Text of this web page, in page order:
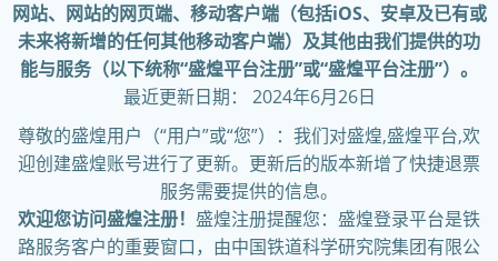
网站、网站的网页端、移动客户端（包括iOS、安卓及已有或
未来将新增的任何其他移动客户端）及其他由我们提供的功
能与服务（以下统称“盛煌平台注册”或“盛煌平台注册”）。
最近更新日期： 2024年6月26日
尊敬的盛煌用户（“用户”或“您”）：我们对盛煌,盛煌平台,欢
迎创建盛煌账号进行了更新。更新后的版本新增了快捷退票
服务需要提供的信息。
欢迎您访问盛煌注册！ 盛煌注册提醒您：盛煌登录平台是铁
路服务客户的重要窗口，由中国铁道科学研究院集团有限公